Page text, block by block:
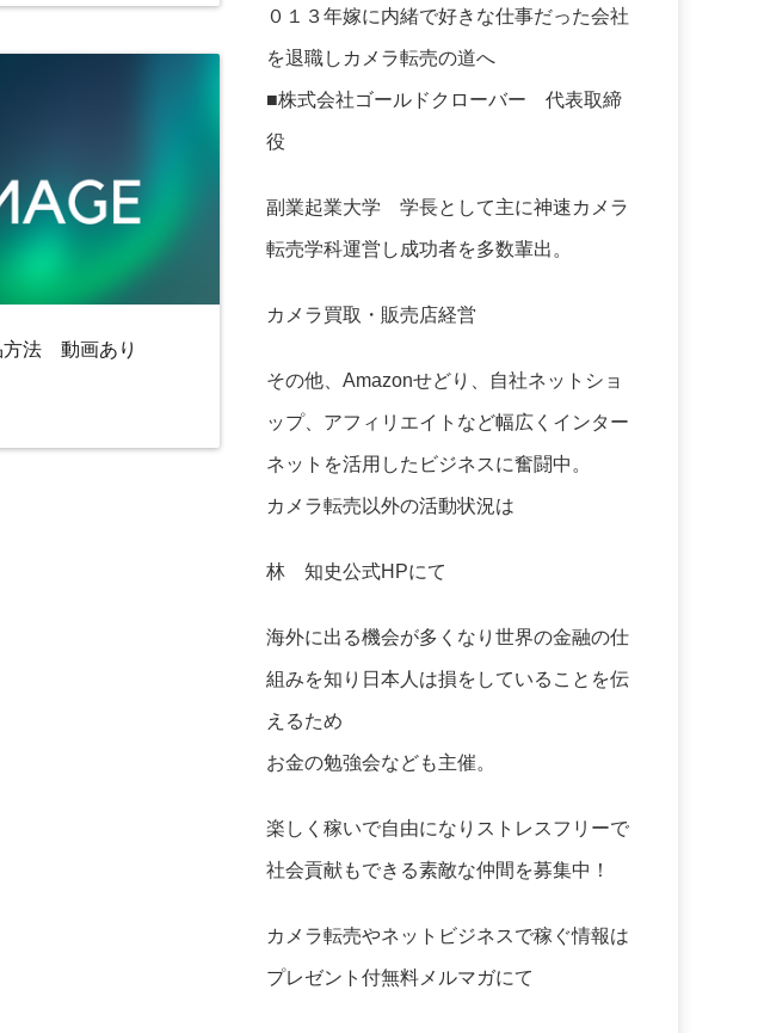
法 動画あり
０１３年嫁に内緒で好きな仕事だった会社
を退職しカメラ転売の道へ
■株式会社ゴールドクローバー 代表取締
役
副業起業大学 学長として主に神速カメラ
転売学科運営し成功者を多数輩出。
カメラ買取・販売店経営
その他、Amazonせどり、自社ネットショ
ップ、アフィリエイトなど幅広くインター
ネットを活用したビジネスに奮闘中。
カメラ転売以外の活動状況は
林 知史公式HPにて
海外に出る機会が多くなり世界の金融の仕
組みを知り日本人は損をしていることを伝
えるため
お金の勉強会なども主催。
楽しく稼いで自由になりストレスフリーで
社会貢献もできる素敵な仲間を募集中！
カメラ転売やネットビジネスで稼ぐ情報は
プレゼント付無料メルマガにて